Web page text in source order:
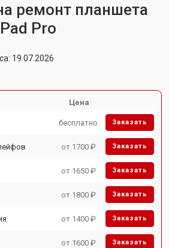
ремонт планшета
Pro
19.07.2026
Цена
бесплатно Заказать
от 1700 ₽ Заказать
от 1650 ₽ Заказать
от 1800 ₽ Заказать
от 1400 ₽ Заказать
от 1600 ₽ Заказать